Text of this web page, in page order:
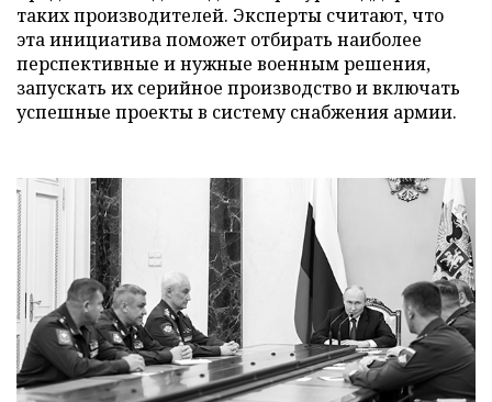
таких производителей. Эксперты считают, что
эта инициатива поможет отбирать наиболее
перспективные и нужные военным решения,
запускать их серийное производство и включать
успешные проекты в систему снабжения армии.